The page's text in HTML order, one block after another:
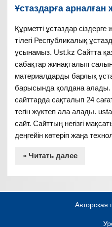
Ұстаздарға арналған
Құрметті ұстаздар
тілегі Республикалық
ұсынамыз. Ust.kz Сайтта
сабақтар жинақталып
материалдарды барлық
барысында қолдана алады.
сайттарда сақталып 24
тегін жүктеп ала алады.
сайт. Сайттың негізгі
деңгейін көтеріп жаңа
» Читать далее
Авторская